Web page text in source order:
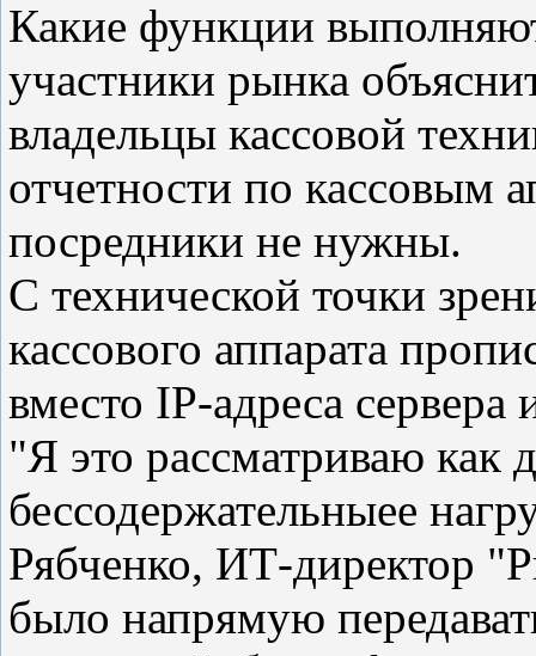
Какие функции
участники рынка
владельцы кассовой
отчетности по кассовым
посредники не нужны.
С технической точки
кассового аппарата
вместо IP-адреса
"Я это рассматриваю как
бессодержательныее
Рябченко, ИТ-директор
было напрямую